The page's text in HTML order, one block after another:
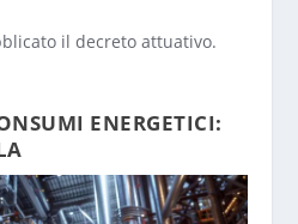
il decreto attuativo.
ENERGETICI: